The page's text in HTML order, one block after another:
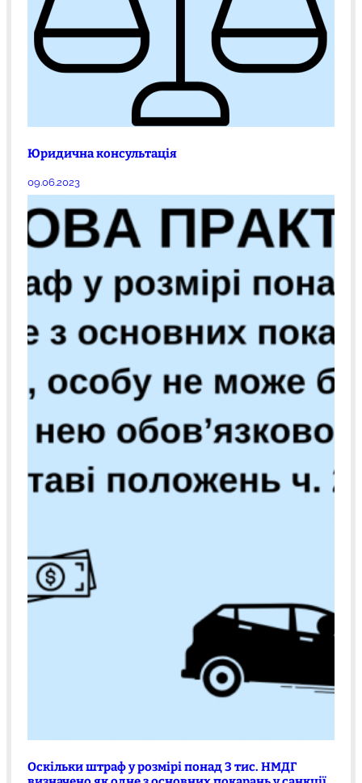
Юридична консультація
09.06.2023
Оскільки штраф у розмірі понад 3 тис. НМДГ